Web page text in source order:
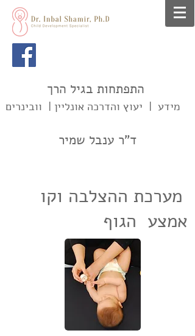
התפתחות בגיל הרך
מידע | יעוץ והדרכה אונליין | וובינרים
ד"ר ענבל שמיר
מערכת ההצלבה וקו
אמצע הגוף